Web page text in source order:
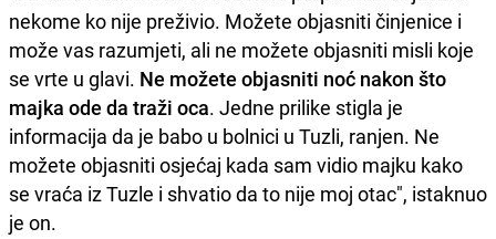
nekome ko nije preživio. Možete objasniti činjenice i
može vas razumjeti, ali ne možete objasniti misli koje
se vrte u glavi. Ne možete objasniti noć nakon što
majka ode da traži oca. Jedne prilike stigla je
informacija da je babo u bolnici u Tuzli, ranjen. Ne
možete objasniti osjećaj kada sam vidio majku kako
se vraća iz Tuzle i shvatio da to nije moj otac", istaknuo
je on.